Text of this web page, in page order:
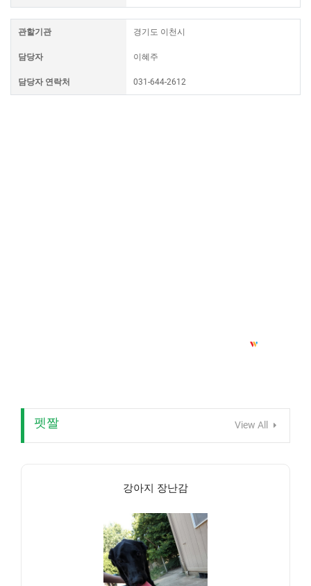
관할기관 경기도 이천시
담당자 이혜주
담당자 연락처 031-644-2612
펫짤 View All
강아지 장난감